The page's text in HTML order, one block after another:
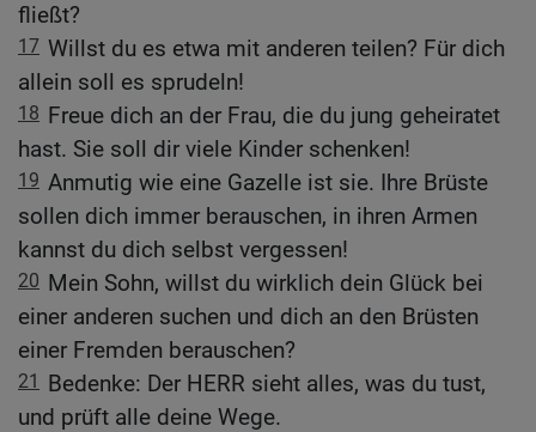
fließt?
17 Willst du es etwa mit anderen teilen? Für dich
allein soll es sprudeln!
18 Freue dich an der Frau, die du jung geheiratet
hast. Sie soll dir viele Kinder schenken!
19 Anmutig wie eine Gazelle ist sie. Ihre Brüste
sollen dich immer berauschen, in ihren Armen
kannst du dich selbst vergessen!
20 Mein Sohn, willst du wirklich dein Glück bei
einer anderen suchen und dich an den Brüsten
einer Fremden berauschen?
21
Bedenke: Der HERR sieht alles, was du tust,
und prüft alle deine Wege.